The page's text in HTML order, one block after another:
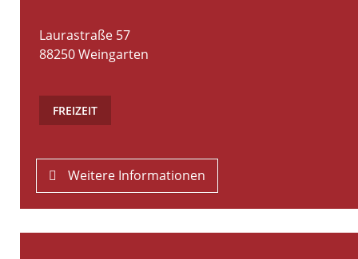
Laurastraße 57
88250Weingarten
FREIZEIT
Weitere Informationen